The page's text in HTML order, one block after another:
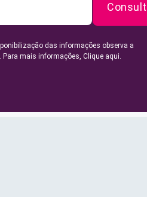
das informações observa a
Para mais informações, Clique aqui.